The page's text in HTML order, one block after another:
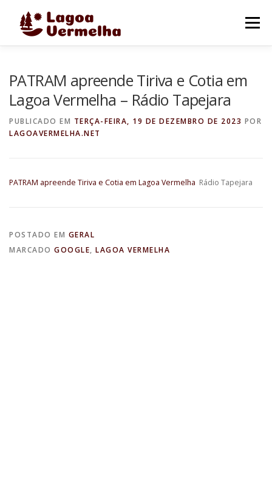
Menu
PATRAM apreende Tiriva e Cotia em
Lagoa Vermelha – Rádio Tapejara
PUBLICADO EM TERÇA-FEIRA, 19 DE DEZEMBRO DE 2023 POR
LAGOAVERMELHA.NET
PATRAM apreende Tiriva e Cotia em Lagoa Vermelha Rádio Tapejara
POSTADO EM GERAL
MARCADO GOOGLE, LAGOA VERMELHA